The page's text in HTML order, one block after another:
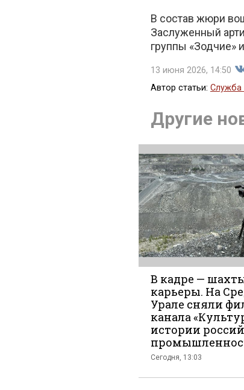
В состав жюри
Заслуженный
группы «Зодчие»
13 июня 2026, 14:50
Автор статьи: Служба
Другие
В кадре —
карьеры. На
Урале сняли
канала
истории
Сегодня, 13:03